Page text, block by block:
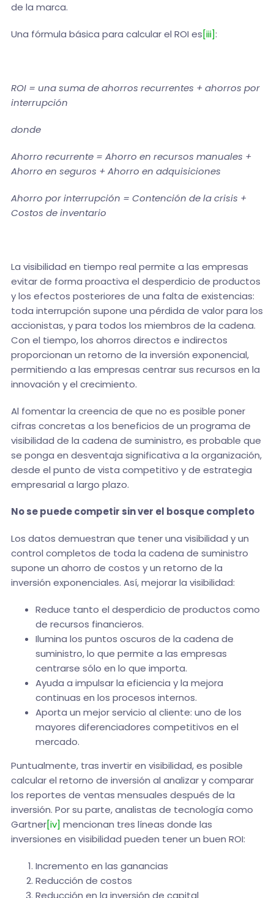
de la marca.
Una fórmula básica para calcular el ROI es[iii]:
ROI = una suma de ahorros recurrentes + ahorros por
interrupción
donde
Ahorro recurrente = Ahorro en recursos manuales +
Ahorro en seguros + Ahorro en adquisiciones
Ahorro por interrupción = Contención de la crisis +
Costos de inventario
La visibilidad en tiempo real permite a las empresas
evitar de forma proactiva el desperdicio de productos
y los efectos posteriores de una falta de existencias:
toda interrupción supone una pérdida de valor para los
accionistas, y para todos los miembros de la cadena.
Con el tiempo, los ahorros directos e indirectos
proporcionan un retorno de la inversión exponencial,
permitiendo a las empresas centrar sus recursos en la
innovación y el crecimiento.
Al fomentar la creencia de que no es posible poner
cifras concretas a los beneficios de un programa de
visibilidad de la cadena de suministro, es probable que
se ponga en desventaja significativa a la organización,
desde el punto de vista competitivo y de estrategia
empresarial a largo plazo.
No se puede competir sin ver el bosque completo
Los datos demuestran que tener una visibilidad y un
control completos de toda la cadena de suministro
supone un ahorro de costos y un retorno de la
inversión exponenciales. Así, mejorar la visibilidad:
Reduce tanto el desperdicio de productos como
de recursos financieros.
Ilumina los puntos oscuros de la cadena de
suministro, lo que permite a las empresas
centrarse sólo en lo que importa.
Ayuda a impulsar la eficiencia y la mejora
continuas en los procesos internos.
Aporta un mejor servicio al cliente: uno de los
mayores diferenciadores competitivos en el
mercado.
Puntualmente, tras invertir en visibilidad, es posible
calcular el retorno de inversión al analizar y comparar
los reportes de ventas mensuales después de la
inversión. Por su parte, analistas de tecnología como
Gartner[iv] mencionan tres líneas donde las
inversiones en visibilidad pueden tener un buen ROI:
Incremento en las ganancias
Reducción de costos
Reducción en la inversión de capital